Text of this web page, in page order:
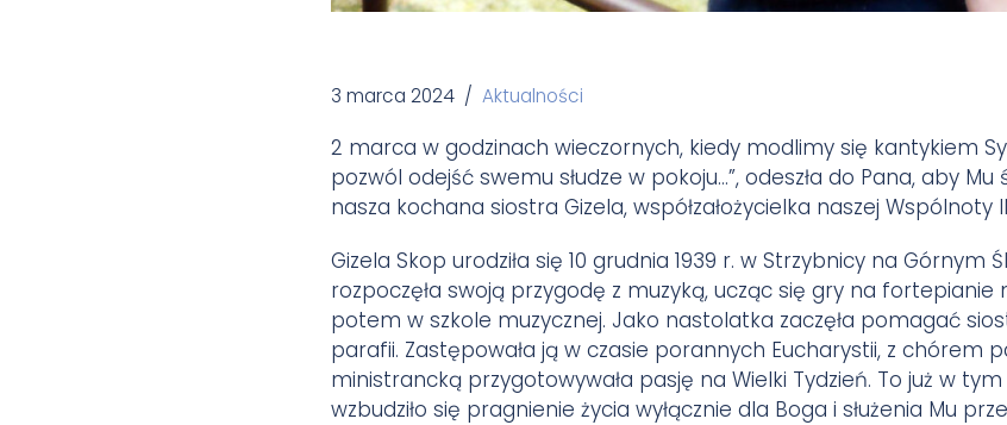
3 marca 2024 Aktualności
2 marca w godzinach wieczornych, kiedy modlimy się kantykiem
pozwól odejść swemu słudze w pokoju…”, odeszła do Pana, aby Mu
nasza kochana siostra Gizela, współzałożycielka naszej Wspólnoty
Gizela Skop urodziła się 10 grudnia 1939 r. w Strzybnicy na Górnym
rozpoczęła swoją przygodę z muzyką, ucząc się gry na
potem w szkole muzycznej. Jako nastolatka zaczęła pomagać
parafii. Zastępowała ją w czasie porannych Eucharystii, z chórem
ministrancką przygotowywała pasję na Wielki Tydzień. To już w
wzbudziło się pragnienie życia wyłącznie dla Boga i służenia Mu